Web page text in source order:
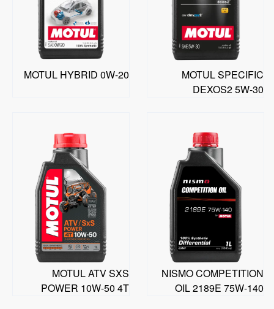
MOTUL SPECIFIC
DEXOS2 5W-30
MOTUL HYBRID 0W-20
NISMO COMPETITION
OIL 2189E 75W-140
MOTUL ATV SXS
POWER 10W-50 4T